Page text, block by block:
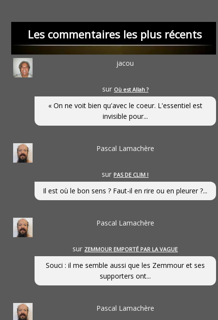
Les commentaires les plus récents
jacou
sur Où est Allah ?
« On ne voit bien qu'avec le coeur. L'essentiel est
invisible pour...
Pascal Lamachère
sur PAS DE CLIM !
Il est où le bon sens ? Faut-il en rire ou en pleurer ?...
Pascal Lamachère
sur ZEMMOUR EMPORTÉ PAR LA VAGUE
Souci : il me semble aussi que les Zemmour et ses
supporters ont...
Pascal Lamachère